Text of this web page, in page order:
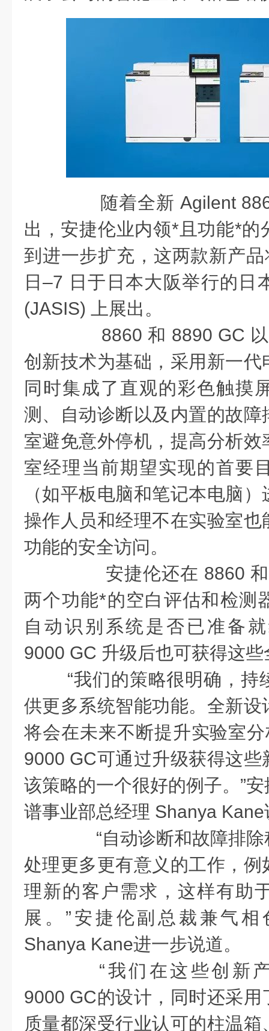
随着全新 Agilent
出，安捷伦业内领*且功能*的
到进一步扩充，这两款新产
日–7 日于日本大阪举行的日
(JASIS) 上展出。
8860 和 8890 GC 以
创新技术为基础，采用新一
同时集成了直观的彩色触摸
测、自动诊断以及内置的故
室避免意外停机，提高分析
室经理当前期望实现的首要
（如平板电脑和笔记本电脑
操作人员和经理不在实验室
功能的安全访问。
安捷伦还在 8860 和
两个功能*的空白评估和检测
自动识别系统是否已准备
9000 GC 升级后也可获得这
“我们的策略很明确，持
供更多系统智能功能。全新
将会在未来不断提升实验室
9000 GC可通过升级获得这
该策略的一个很好的例子。”
谱事业部总经理 Shanya Kane
“自动诊断和故障排除
处理更多更有意义的工作，
理新的客户需求，这样有助
展。”安捷伦副总裁兼气
Shanya Kane进一步说道。
“我们在这些创新产
9000 GC的设计，同时还采
质量都深受行业认可的柱温